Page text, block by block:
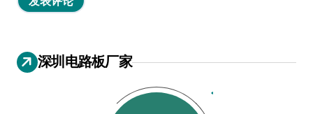
深圳电路板厂家